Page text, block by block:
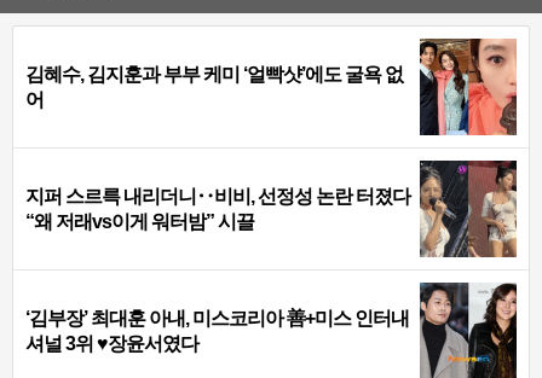
김혜수, 김지훈과 부부 케미 ‘얼빡샷’에도 굴욕 없
어
지퍼 스르륵 내리더니‥비비, 선정성 논란 터졌다
“왜 저래vs이게 워터밤” 시끌
‘김부장’ 최대훈 아내, 미스코리아 善+미스 인터내
셔널 3위 ♥장윤서였다